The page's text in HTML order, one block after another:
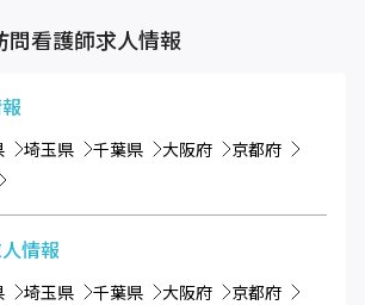
問看護師求人情報
埼玉県 千葉県 大阪府
京都府
情報
埼玉県 千葉県 大阪府
京都府